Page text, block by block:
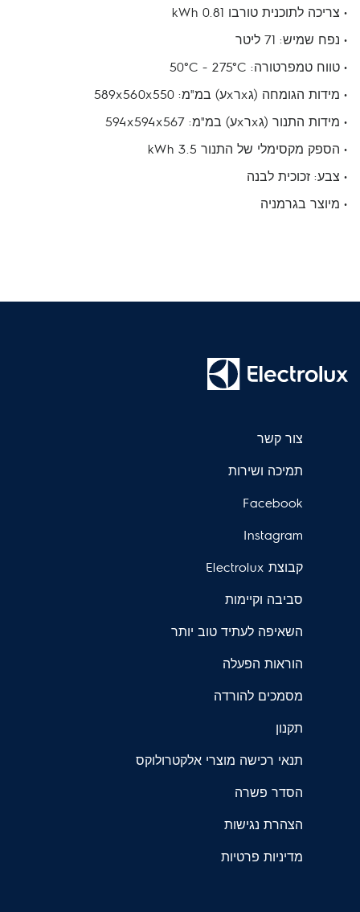
• צריכה לתוכנית טורבו kWh 0.81
• נפח שמיש: 71 ליטר
• טווח טמפרטורה: 50°C - 275°C
• מידות הגומחה (גxרxע) במ"מ: 589x560x550
• מידות התנור (גxרxע) במ"מ: 594x594x567
• הספק מקסימלי של התנור 3.5 kWh
• צבע: זכוכית לבנה
• מיוצר בגרמניה
צור קשר
תמיכה ושירות
Facebook
Instagram
קבוצת Electrolux
סביבה וקיימות
השאיפה לעתיד טוב יותר
הוראות הפעלה
מסמכים להורדה
תקנון
תנאי רכישה מוצרי אלקטרולוקס
הסדר פשרה
הצהרת נגישות
מדיניות פרטיות